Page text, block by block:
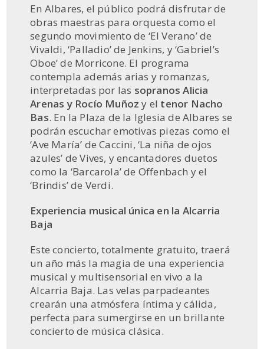
En Albares, el público podrá disfrutar de
obras maestras para orquesta como el
segundo movimiento de ‘El Verano’ de
Vivaldi, ‘Palladio’ de Jenkins, y ‘Gabriel’s
Oboe’ de Morricone. El programa
contempla además arias y romanzas,
interpretadas por las sopranosAlicia
Arenas y Rocío Muñoz y el tenor Nacho
Bas. En la Plaza de la Iglesia de Albares se
podrán escuchar emotivas piezas como el
‘Ave María’ de Caccini, ‘La niña de ojos
azules’ de Vives, y encantadores duetos
como la ‘Barcarola’ de Offenbach y el
‘Brindis’ de Verdi.
Experiencia musical única en la Alcarria
Baja
Este concierto, totalmente gratuito, traerá
un año más la magia de una experiencia
musical y multisensorial en vivo a la
Alcarria Baja. Las velas parpadeantes
crearán una atmósfera íntima y cálida,
perfecta para sumergirse en un brillante
concierto de música clásica.